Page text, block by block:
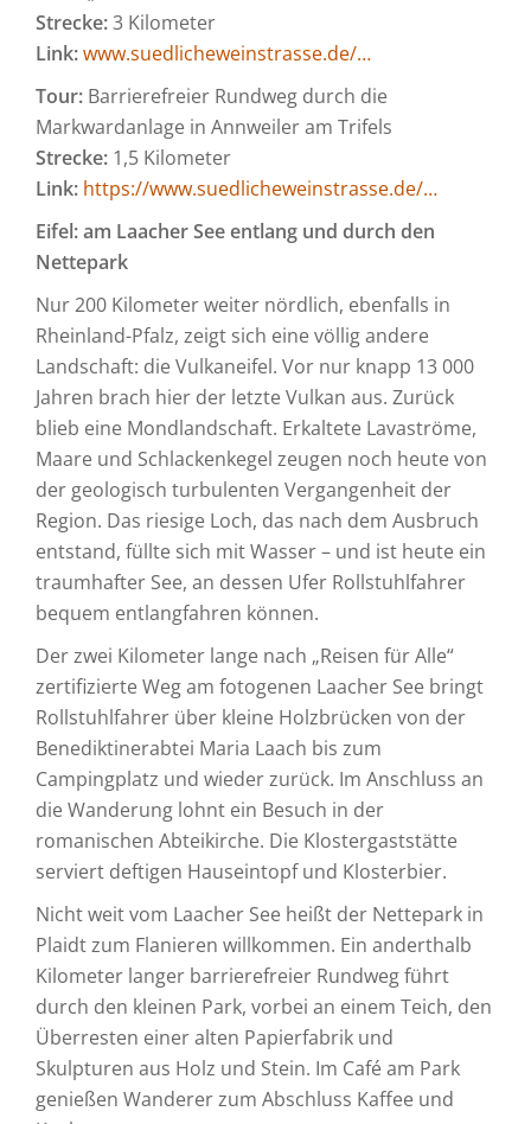
Strecke:3 Kilometer
Link:www.suedlicheweinstrasse.de/…
Tour: Barrierefreier Rundweg durch die
Markwardanlage in Annweiler am Trifels
Strecke: 1,5 Kilometer
Link: https://www.suedlicheweinstrasse.de/…
Eifel:am Laacher See entlang und durch den
Nettepark
Nur 200 Kilometer weiter nördlich, ebenfalls in
Rheinland-Pfalz, zeigt sich eine völlig andere
Landschaft: die Vulkaneifel. Vor nur knapp 13 000
Jahren brach hier der letzte Vulkan aus. Zurück
blieb eine Mondlandschaft. Erkaltete Lavaströme,
Maare und Schlackenkegel zeugen noch heute von
der geologisch turbulenten Vergangenheit der
Region. Das riesige Loch, das nach dem Ausbruch
entstand, füllte sich mit Wasser – und ist heute ein
traumhafter See, an dessen Ufer Rollstuhlfahrer
bequem entlangfahren können.
Der zwei Kilometer lange nach „Reisen für Alle“
zertifizierte Weg am fotogenen Laacher See bringt
Rollstuhlfahrer über kleine Holzbrücken von der
Benediktinerabtei Maria Laach bis zum
Campingplatz und wieder zurück. Im Anschluss an
die Wanderung lohnt ein Besuch in der
romanischen Abteikirche. Die Klostergaststätte
serviert deftigen Hauseintopf und Klosterbier.
Nicht weit vom Laacher See heißt der Nettepark in
Plaidt zum Flanieren willkommen. Ein anderthalb
Kilometer langer barrierefreier Rundweg führt
durch den kleinen Park, vorbei an einem Teich, den
Überresten einer alten Papierfabrik und
Skulpturen aus Holz und Stein. Im Café am Park
genießen Wanderer zum Abschluss Kaffee und